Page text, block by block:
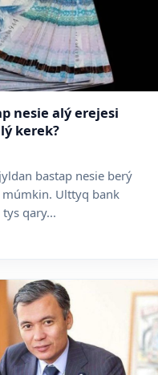
nesie alý erejesi
kerek?
bastap nesie berý
Ulttyq bank
qary...